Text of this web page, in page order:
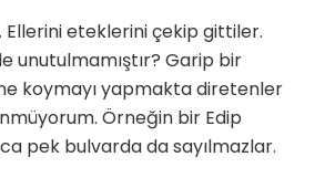
Ellerini eteklerini çekip gittiler.
unutulmamıştır? Garip bir
koymayı yapmakta diretenler
Örneğin bir Edip
pek bulvarda da sayılmazlar.